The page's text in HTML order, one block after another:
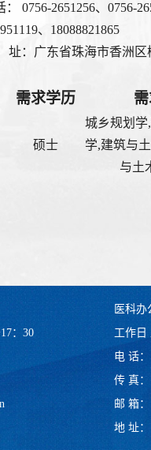
： 0756-2651256、
、18088821865
址：广东省珠海市香洲区
需求学历
硕士
城乡规划学
学,建筑与
与土
：30
医科办
工作日
电 话：
传 真：
邮 箱
地 址